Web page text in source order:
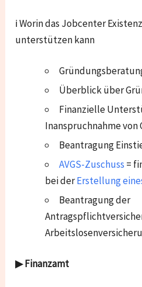
ℹ Worin das Jobcenter
unterstützen kann
Überblick über
Finanzielle
Inanspruchnahme von
Beantragung
AVGS-Zuschuss =
bei derErstellung
Beantragung der
▶ Finanzamt